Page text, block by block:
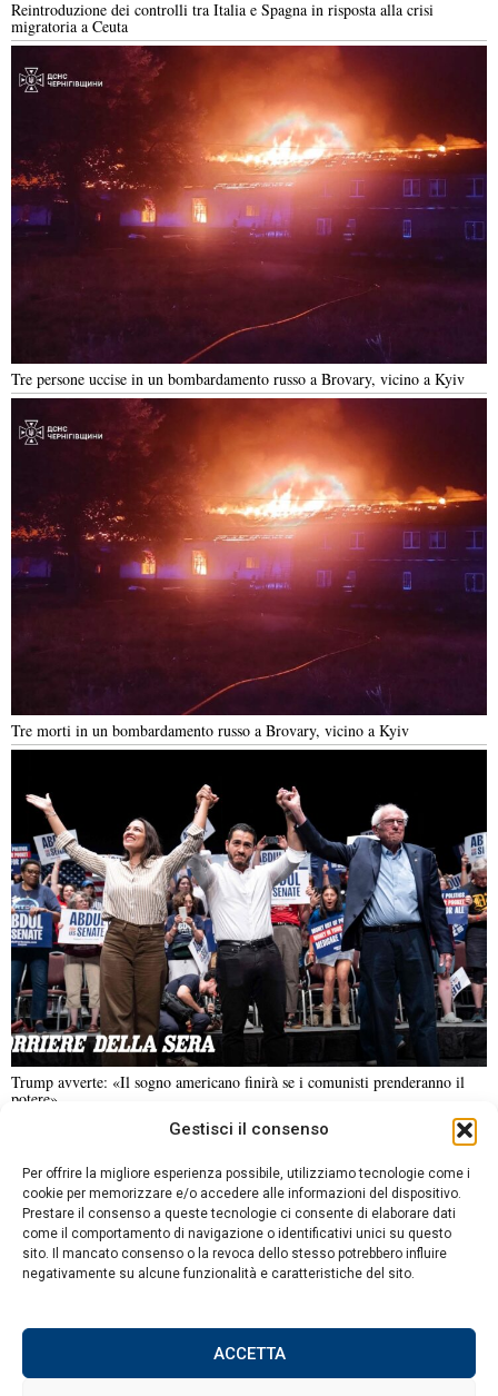
Gestisci il consenso
Per offrire la migliore esperienza possibile, utilizziamo tecnologie come i
cookie per memorizzare e/o accedere alle informazioni del dispositivo.
Prestare il consenso a queste tecnologie ci consente di elaborare dati
come il comportamento di navigazione o identificativi unici su questo
sito. Il mancato consenso o la revoca dello stesso potrebbero influire
negativamente su alcune funzionalità e caratteristiche del sito.
ACCETTA
Reintroduzione dei controlli tra Italia e Spagna in risposta alla crisi
migratoria a Ceuta
Tre persone uccise in un bombardamento russo a Brovary, vicino a Kyiv
Tre morti in un bombardamento russo a Brovary, vicino a Kyiv
Trump avverte: «Il sogno americano finirà se i comunisti prenderanno il
potere»
ANALISI E OPINIONI
SPORT CULTURA VIAGGI
Contatti
Informativa sulla privacy